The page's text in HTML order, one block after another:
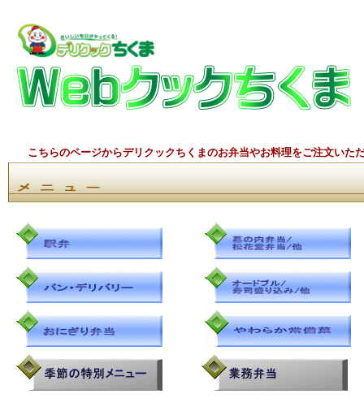
こちらのページからデリクックちくまのお弁当やお料理をご注文いた